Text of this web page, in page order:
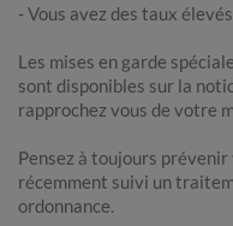
- Vous avez des taux
Les mises en garde
sont disponibles sur la
rapprochez vous de votre
Pensez à toujours
récemment suivi un
ordonnance.